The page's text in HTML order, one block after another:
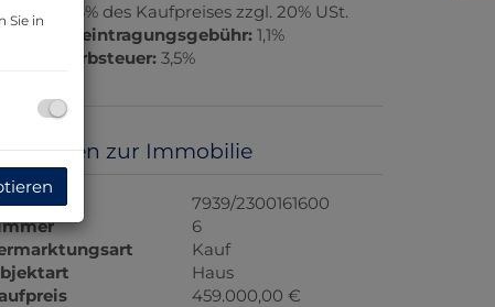
3% des Kaufpreises zzgl. 20% USt.
1,1%
3,5%
zur Immobilie
7939/2300161600
6
Kauf
Haus
459.000,00 €
Sie in